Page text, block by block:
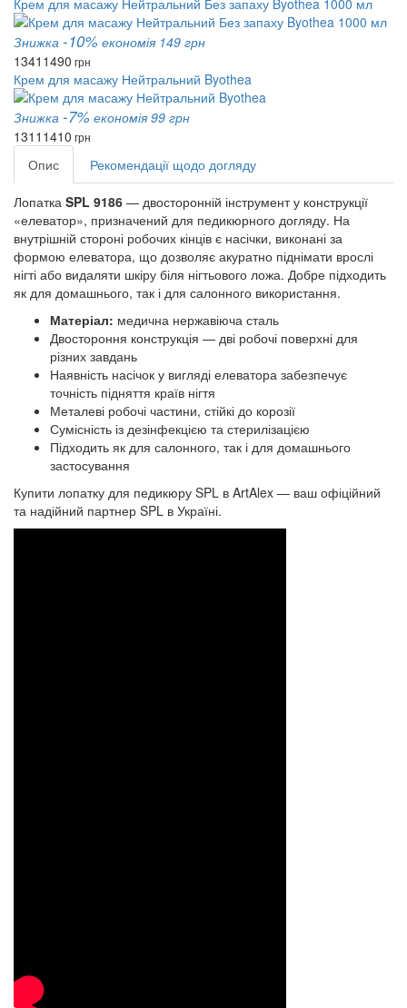
Крем для масажу Нейтральний Без запаху Byothea 1000 мл
Знижка -10% економія 149 грн
1341 1490 грн
Крем для масажу Нейтральний Byothea
Знижка -7% економія 99 грн
1311 1410 грн
Опис Рекомендації щодо догляду
Лопатка SPL 9186 — двосторонній інструмент у конструкції
«елеватор», призначений для педикюрного догляду. На
внутрішній стороні робочих кінців є насічки, виконані за
формою елеватора, що дозволяє акуратно піднімати врослі
нігті або видаляти шкіру біля нігтьового ложа. Добре підходить
як для домашнього, так і для салонного використання.
Матеріал: медична нержавіюча сталь
Двостороння конструкція — дві робочі поверхні для
різних завдань
Наявність насічок у вигляді елеватора забезпечує
точність підняття країв нігтя
Металеві робочі частини, стійкі до корозії
Сумісність із дезінфекцією та стерилізацією
Підходить як для салонного, так і для домашнього
застосування
Купити лопатку для педикюру SPL в ArtAlex — ваш офіційний
та надійний партнер SPL в Україні.